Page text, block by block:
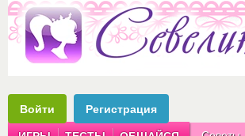
Войти Регистрация